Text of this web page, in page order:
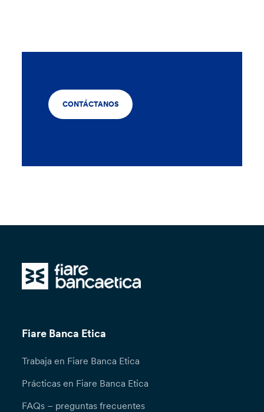
CONTÁCTANOS
Fiare Banca Etica
Trabaja en Fiare Banca Etica
Prácticas en Fiare Banca Etica
FAQs – preguntas frecuentes